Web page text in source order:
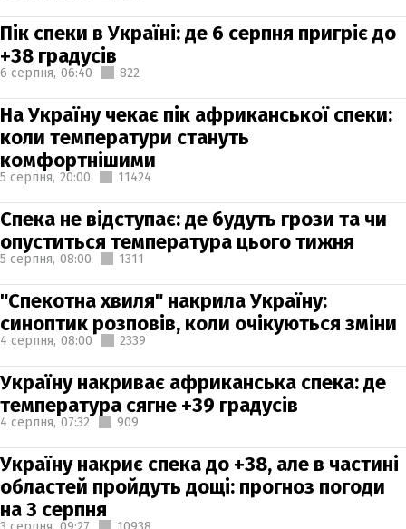
Пік спеки в Україні: де 6 серпня пригріє до
+38 градусів
6 серпня, 06:40 822
На Україну чекає пік африканської спеки:
коли температури стануть
комфортнішими
5 серпня, 20:00 11424
Спека не відступає: де будуть грози та чи
опуститься температура цього тижня
5 серпня, 08:00 1311
"Спекотна хвиля" накрила Україну:
синоптик розповів, коли очікуються зміни
4 серпня, 08:00 2339
Україну накриває африканська спека: де
температура сягне +39 градусів
4 серпня, 07:32 909
Україну накриє спека до +38, але в частині
областей пройдуть дощі: прогноз погоди
на 3 серпня